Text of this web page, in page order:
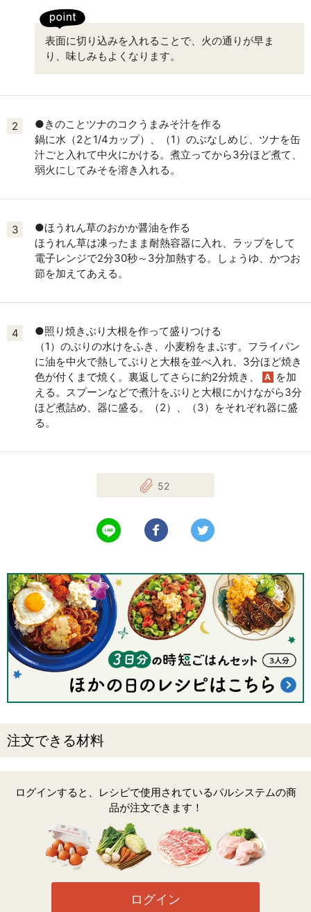
表面に切り込みを入れることで、火の通りが早ま
り、味しみもよくなります。
2
●きのことツナのコクうまみそ汁を作る
鍋に水（2と1/4カップ）、（1）のぶなしめじ、ツナを缶
汁ごと入れて中火にかける。煮立ってから3分ほど煮て、
弱火にしてみそを溶き入れる。
3
●ほうれん草のおかか醤油を作る
ほうれん草は凍ったまま耐熱容器に入れ、ラップをして
電子レンジで2分30秒～3分加熱する。しょうゆ、かつお
節を加えてあえる。
4
●照り焼きぶり大根を作って盛りつける
（1）のぶりの水けをふき、小麦粉をまぶす。フライパン
に油を中火で熱してぶりと大根を並べ入れ、3分ほど焼き
色が付くまで焼く。裏返してさらに約2分焼き、
A を加
える。スプーンなどで煮汁をぶりと大根にかけながら3分
ほど煮詰め、器に盛る。（2）、（3）をそれぞれ器に盛
る。
52
LINEで送る Facebookでシェアする
注文できる材料
ログインすると、レシピで使用されているパルシステムの商
品が注文できます！
ログイン